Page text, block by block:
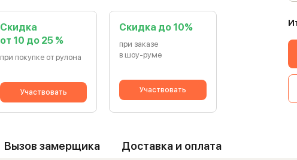
Скидка
от 10 до 25 %
при покупке от рулона
Участвовать
Cкидка до 10%
при заказе
в шоу-руме
Участвовать
Вызов замерщика Доставка и оплата